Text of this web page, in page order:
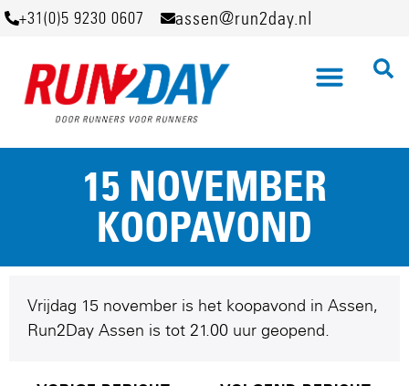
+31(0)5 9230 0607 assen@run2day.nl
15 NOVEMBER
KOOPAVOND
Vrijdag 15 november is het koopavond in Assen,
Run2Day Assen is tot 21.00 uur geopend.